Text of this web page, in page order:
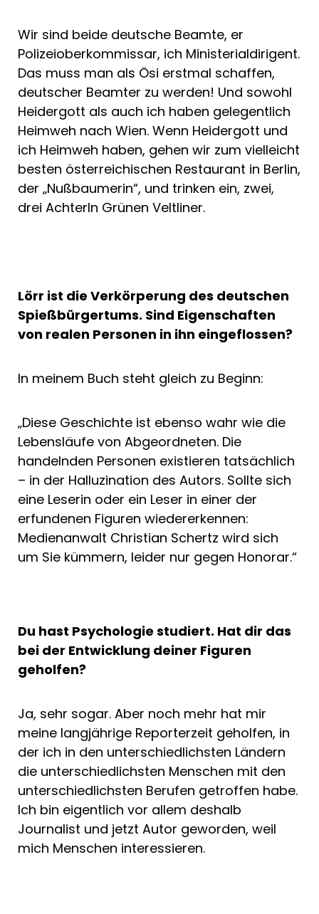
Wir sind beide deutsche Beamte, er
Polizeioberkommissar, ich Ministerialdirigent.
Das muss man als Ösi erstmal schaffen,
deutscher Beamter zu werden! Und sowohl
Heidergott als auch ich haben gelegentlich
Heimweh nach Wien. Wenn Heidergott und
ich Heimweh haben, gehen wir zum vielleicht
besten österreichischen Restaurant in Berlin,
der „Nußbaumerin“, und trinken ein, zwei,
drei Achterln Grünen Veltliner.
Lörr ist die Verkörperung des deutschen
Spießbürgertums. Sind Eigenschaften
von realen Personen in ihn eingeflossen?
In meinem Buch steht gleich zu Beginn:
„Diese Geschichte ist ebenso wahr wie die
Lebensläufe von Abgeordneten. Die
handelnden Personen existieren tatsächlich
– in der Halluzination des Autors. Sollte sich
eine Leserin oder ein Leser in einer der
erfundenen Figuren wiedererkennen:
Medienanwalt Christian Schertz wird sich
um Sie kümmern, leider nur gegen Honorar.“
Du hast Psychologie studiert. Hat dir das
bei der Entwicklung deiner Figuren
geholfen?
Ja, sehr sogar. Aber noch mehr hat mir
meine langjährige Reporterzeit geholfen, in
der ich in den unterschiedlichsten Ländern
die unterschiedlichsten Menschen mit den
unterschiedlichsten Berufen getroffen habe.
Ich bin eigentlich vor allem deshalb
Journalist und jetzt Autor geworden, weil
mich Menschen interessieren.